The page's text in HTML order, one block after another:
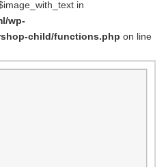
in
wp-
child/functions.php on line